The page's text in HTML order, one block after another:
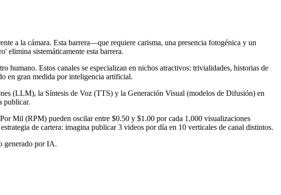
a la cámara. Esta barrera—que requiere carisma, una presencia fotogénica y un
elimina sistemáticamente esta barrera.
humano. Estos canales se especializan en nichos atractivos: trivialidades, historias de
en gran medida por inteligencia artificial.
(LLM), la Síntesis de Voz (TTS) y la Generación Visual (modelos de Difusión) en
publicar.
Mil (RPM) pueden oscilar entre $0.50 y $1.00 por cada 1,000 visualizaciones
de cartera: imagina publicar 3 videos por día en 10 verticales de canal distintos.
generado por IA.